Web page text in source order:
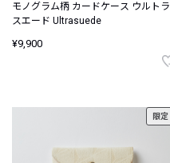
モノグラム柄 カードケース ウルトラ
スエード Ultrasuede
¥9,900
限定